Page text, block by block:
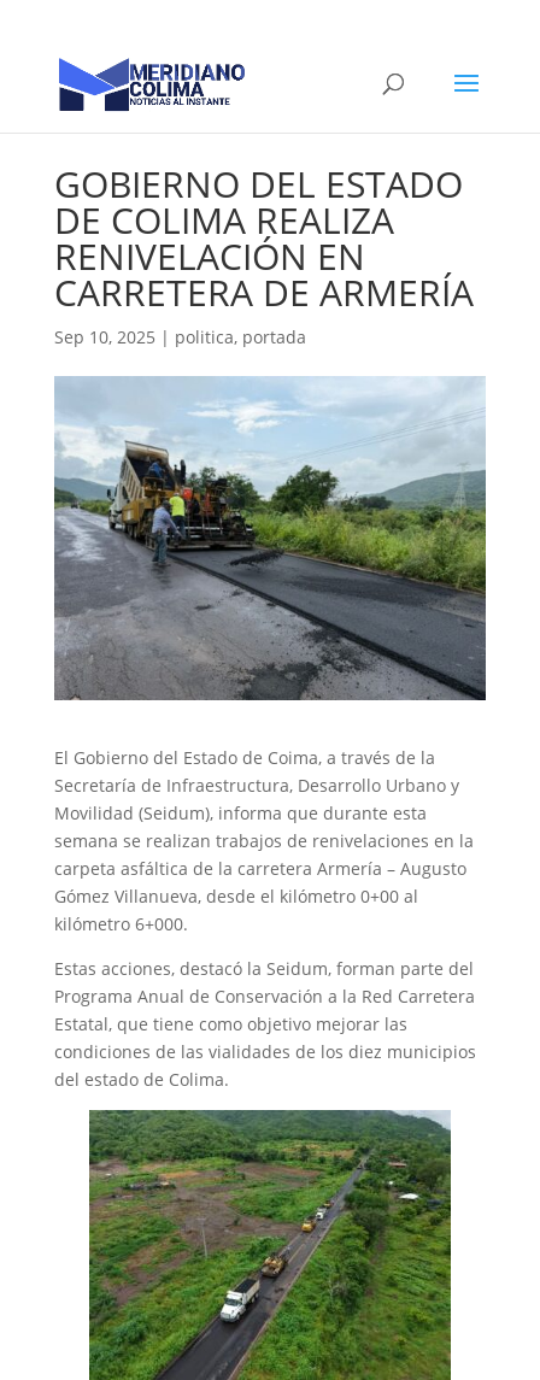
GOBIERNO DEL ESTADO
DE COLIMA REALIZA
RENIVELACIÓN EN
CARRETERA DE ARMERÍA
Sep 10, 2025 | politica, portada
El Gobierno del Estado de Coima, a través de la
Secretaría de Infraestructura, Desarrollo Urbano y
Movilidad (Seidum), informa que durante esta
semana se realizan trabajos de renivelaciones en la
carpeta asfáltica de la carretera Armería – Augusto
Gómez Villanueva, desde el kilómetro 0+00 al
kilómetro 6+000.
Estas acciones, destacó la Seidum, forman parte del
Programa Anual de Conservación a la Red Carretera
Estatal, que tiene como objetivo mejorar las
condiciones de las vialidades de los diez municipios
del estado de Colima.